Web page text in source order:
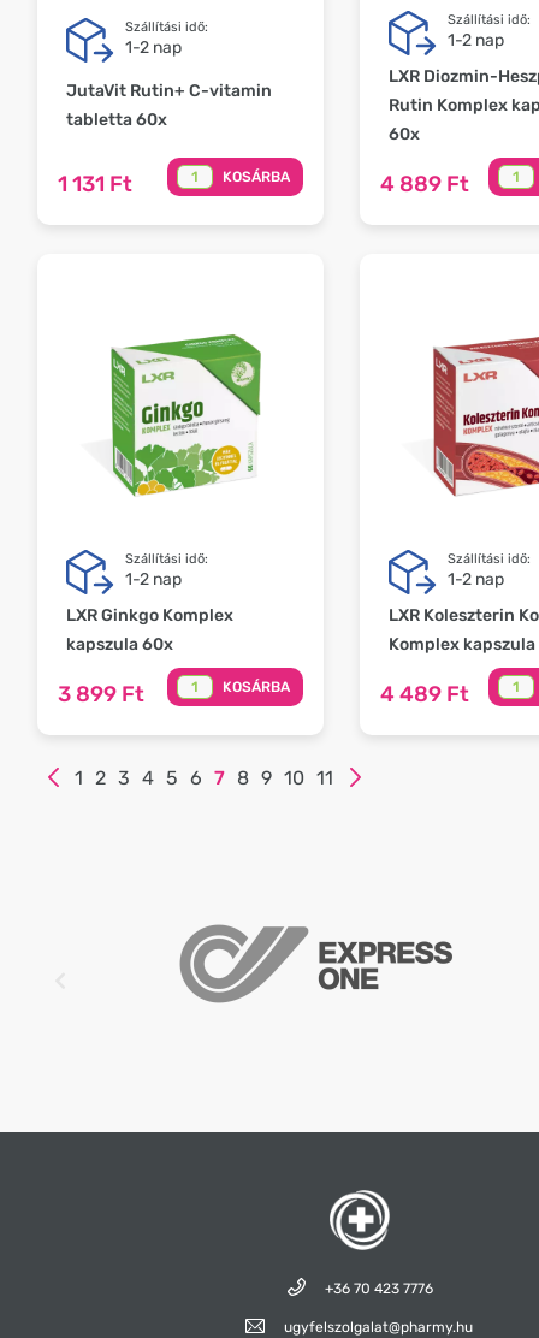
Szállítási idő:
1-2 nap
JutaVit Rutin+ C-vitamin
tabletta 60x
1 131 Ft KOSÁRBA
Szállítási idő:
1-2 nap
LXR Diozmin-
Rutin Komplex
60x
4 889 Ft
Szállítási idő:
1-2 nap
LXR Ginkgo Komplex
kapszula 60x
3 899 Ft KOSÁRBA
Szállítási idő:
1-2 nap
LXR Koleszterin
Komplex
4 489 Ft
1 2 3 4 5 6 7 8 9 10 11
+36 70 423 7776
ugyfelszolgalat@pharmy.hu